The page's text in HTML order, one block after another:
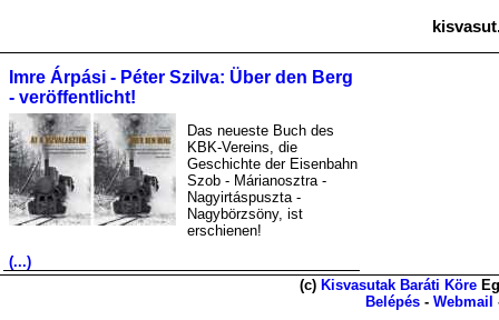
Imre Árpási - Péter Szilva: Über den Berg
- veröffentlicht!
Das neueste Buch des
KBK-Vereins, die
Geschichte der Eisenbahn
Szob - Márianosztra -
Nagyirtáspuszta -
Nagybörzsöny, ist
erschienen!
(...)
(c) Kisvasutak Baráti Köre
Belépés - Webmail